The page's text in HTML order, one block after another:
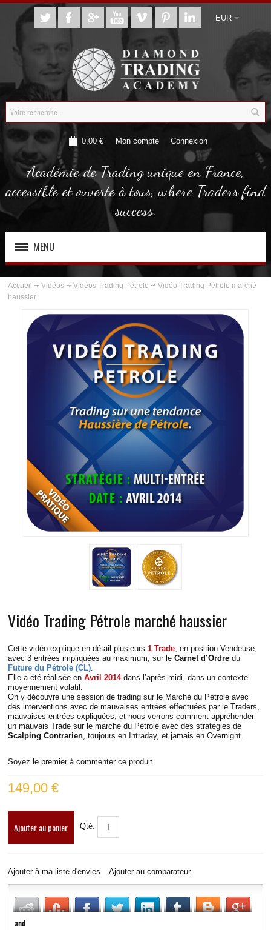
EUR
0,00 € Mon compte Connexion
Académie de Trading unique en France,
accessible et ouverte à tous, where Traders find
success.
MENU
ABOUT US
PLANNING
VIDÉOS TRADING GOLD
VIDÉOS TRADING PÉTROLE
VIDÉOS TRADING ARGENT
VIDÉOS TRADING S&P
VIDÉOS TRADING EUROSTOXX
VIDÉOS TRADING SPREAD DAX-STOXX
VIDÉOS TRADING EUR/USD
CONTACT
BLOG
LIVE RADIO New
Accueil Vidéos Vidéos Trading Pétrole
Vidéo Trading Pétrole marché
haussier
Vidéo Trading Pétrole marché haussier
Cette vidéo explique en détail plusieurs1 Trade , en position Vendeuse,
avec 3 entrées impliquées au maximum, sur leCarnet d’Ordre du
Future du Pétrole (CL)
Elle a été réalisée enAvril 2014dans l’après-midi, dans un contexte
moyennement volatil.
On y découvre une session de trading sur le Marché du Pétrole avec
des interventions avec de mauvaises entrées effectuées par le Traders,
mauvaises entrées expliquées, et nous verrons comment appréhender
un mauvais Trade sur le marché du Pétrole avec des stratégies de
Scalping Contrarien , toujours en Intraday, et jamais en Overnight.
Soyez le premier à commenter ce produit
149,00 €
Ajouter au panier Qté:
Ajouter à ma liste d'envies Ajouter au comparateur
and